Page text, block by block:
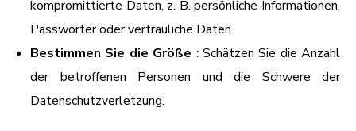
kompromittierte Daten, z. B. persönliche Informationen,
Passwörter oder vertrauliche Daten.
Bestimmen Sie die Größe : Schätzen Sie die Anzahl
der betroffenen Personen und die Schwere der
Datenschutzverletzung.